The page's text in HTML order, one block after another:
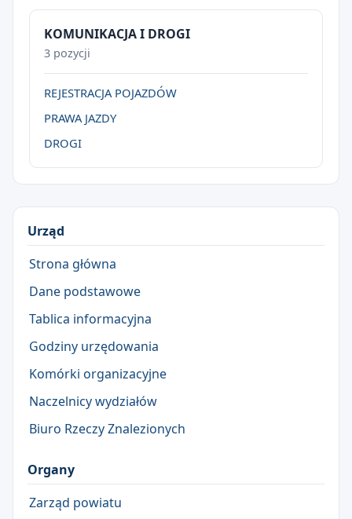
Urząd
Strona główna
Dane podstawowe
Tablica informacyjna
Godziny urzędowania
Komórki organizacyjne
Naczelnicy wydziałów
Biuro Rzeczy Znalezionych
Organy
Zarząd powiatu
KOMUNIKACJA I DROGI
3 pozycji
REJESTRACJA POJAZDÓW
PRAWA JAZDY
DROGI